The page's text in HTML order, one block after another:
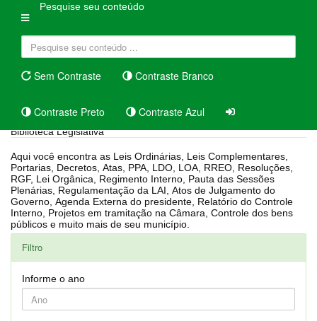
Pesquise seu conteúdo
Sem Contraste Contraste Branco
Contraste Preto Contraste Azul
Biblioteca Legislativa
Aqui você encontra as Leis Ordinárias, Leis Complementares,
Portarias, Decretos, Atas, PPA, LDO, LOA, RREO, Resoluções,
RGF, Lei Orgânica, Regimento Interno, Pauta das Sessões
Plenárias, Regulamentação da LAI, Atos de Julgamento do
Governo, Agenda Externa do presidente, Relatório do Controle
Interno, Projetos em tramitação na Câmara, Controle dos bens
públicos e muito mais de seu município.
Filtro
Informe o ano